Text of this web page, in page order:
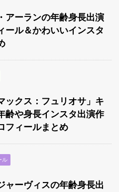
アーランの年齢身長出演
ール＆かわいいインスタ
ックス：フュリオサ」キ
齢や身長インスタ出演作
フィールまとめ
ル
ャーヴィスの年齢身長出